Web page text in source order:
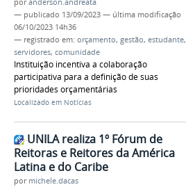
— publicado 13/09/2023 — última modificação
06/10/2023 14h36
— registrado em: orçamento, gestão, estudante,
servidores, comunidade
Instituição incentiva a colaboração
participativa para a definição de suas
prioridades orçamentárias
Localizado em Notícias
UNILA realiza 1º Fórum de
Reitoras e Reitores da América
Latina e do Caribe
por michele.dacas